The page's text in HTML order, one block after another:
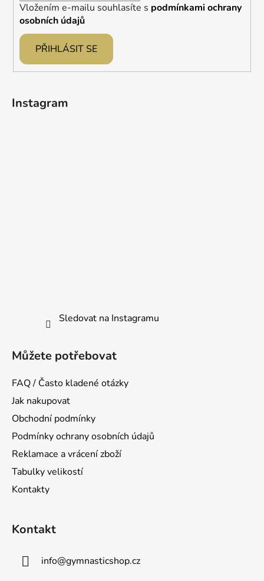
Vložením e-mailu souhlasíte s podmínkami ochrany
osobních údajů
PŘIHLÁSIT SE
Instagram
Sledovat na Instagramu
Můžete potřebovat
FAQ / Často kladené otázky
Jak nakupovat
Obchodní podmínky
Podmínky ochrany osobních údajů
Reklamace a vrácení zboží
Tabulky velikostí
Kontakty
Kontakt
info@gymnasticshop.cz